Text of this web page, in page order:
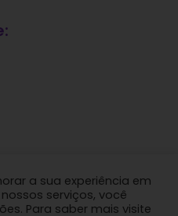
a sua experiência em
serviços, você
Para saber mais visite